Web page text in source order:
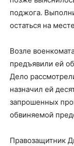
поджога.
остаться на
Возле
предъявили ей
Дело
назначил ей
запрошенных
обвиняемой
Правозащитник